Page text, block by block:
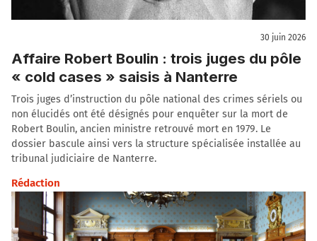
30 juin 2026
Affaire Robert Boulin : trois juges du pôle
« cold cases » saisis à Nanterre
Trois juges d’instruction du pôle national des crimes sériels ou
non élucidés ont été désignés pour enquêter sur la mort de
Robert Boulin, ancien ministre retrouvé mort en 1979. Le
dossier bascule ainsi vers la structure spécialisée installée au
tribunal judiciaire de Nanterre.
Rédaction